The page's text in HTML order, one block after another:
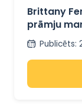
Brittany
prāmju
rudens
Publicēts: